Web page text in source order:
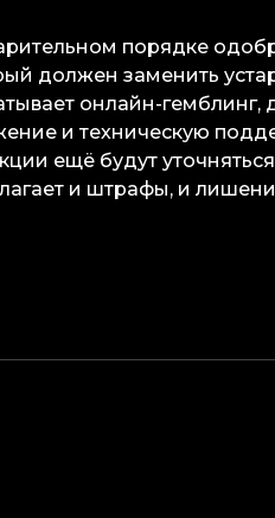
порядке
должен заменить
онлайн-гемблинг,
и техническую
ещё будут
и штрафы, и